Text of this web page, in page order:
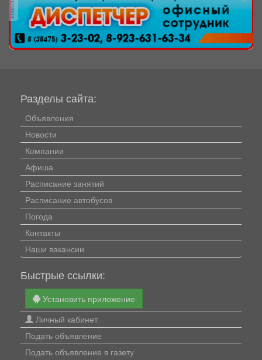
Разделы сайта:
Объявления
Новости
Компании
Афиша
Расписание занятий
Расписание автобусов
Погода
Контакты
Наши вакансии
Быстрые ссылки:
Установить приложение
Личный кабинет
Подать объявление
Подать объявление в газету